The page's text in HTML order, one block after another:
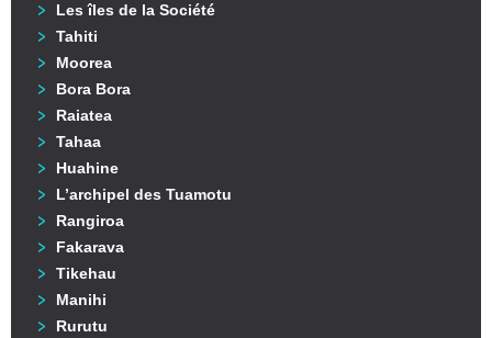
Les îles de la Société
Tahiti
Moorea
Bora Bora
Raiatea
Tahaa
Huahine
L’archipel des Tuamotu
Rangiroa
Fakarava
Tikehau
Manihi
Rurutu